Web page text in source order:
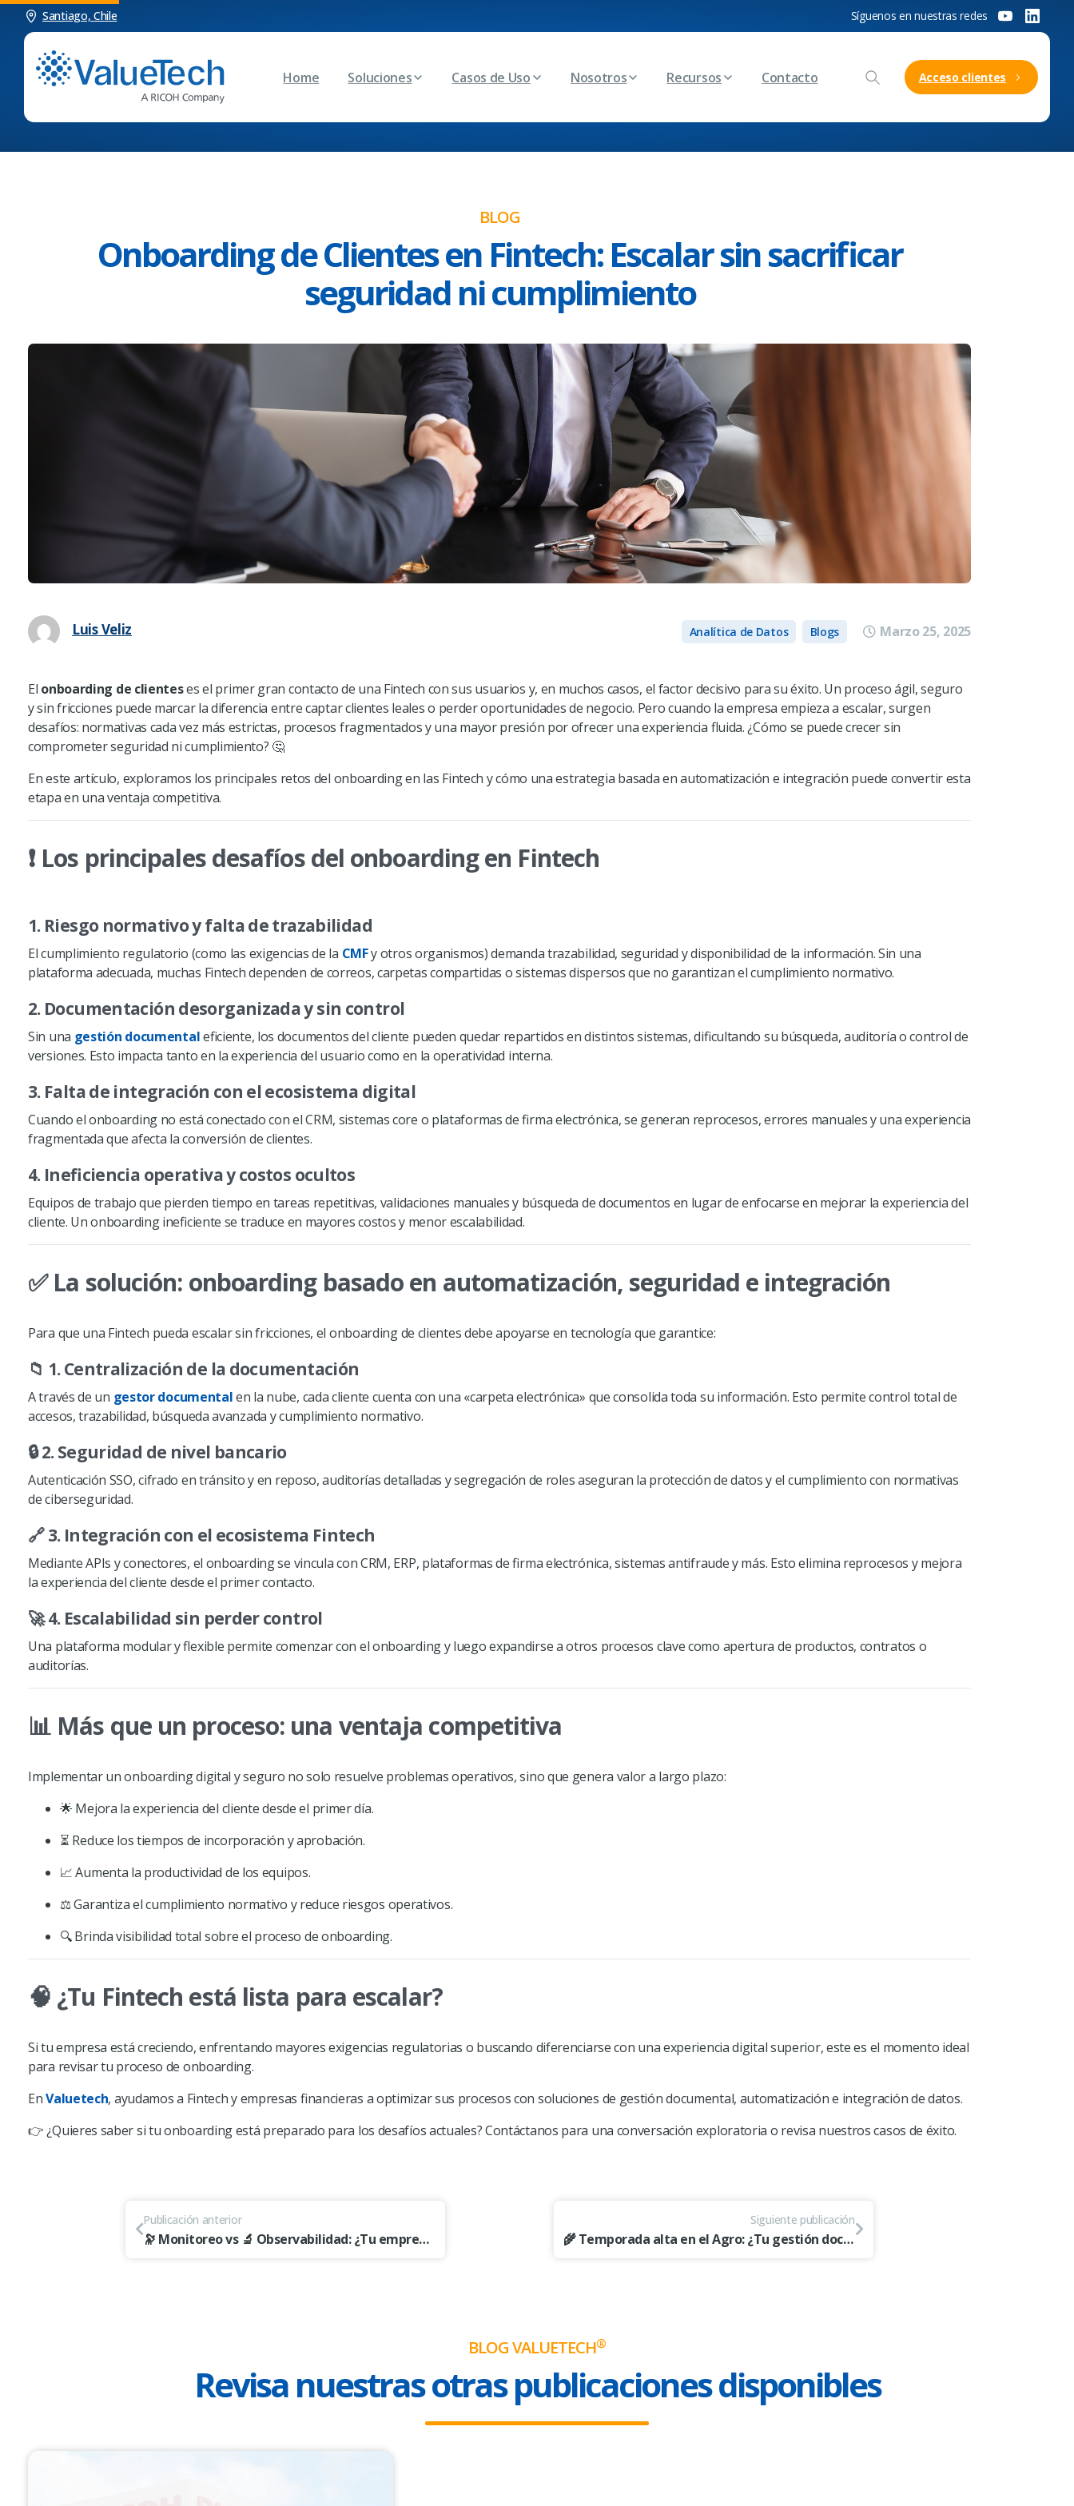
Santiago, Chile Síguenos en nuestras redes
Home Soluciones Casos de Uso Nosotros Recursos Contacto Acceso clientes
BLOG
Onboarding de Clientes en Fintech: Escalar sin sacrificar
seguridad ni cumplimiento
Luis Veliz Analítica de Datos Blogs Marzo 25, 2025
El onboarding de clienteses el primer gran contacto de una Fintech con sus usuarios y, en muchos casos, el factor decisivo para su éxito. Un proceso ágil, seguro
y sin fricciones puede marcar la diferencia entre captar clientes leales o perder oportunidades de negocio. Pero cuando la empresa empieza a escalar, surgen
desafíos: normativas cada vez más estrictas, procesos fragmentados y una mayor presión por ofrecer una experiencia fluida. ¿Cómo se puede crecer sin
comprometer seguridad ni cumplimiento? 🤔
En este artículo, exploramos los principales retos del onboarding en las Fintech y cómo una estrategia basada en automatización e integración puede convertir esta
etapa en una ventaja competitiva.
❗️ Los principales desafíos del onboarding en Fintech
1. Riesgo normativo y falta de trazabilidad
El cumplimiento regulatorio (como las exigencias de la CMFy otros organismos) demanda trazabilidad, seguridad y disponibilidad de la información. Sin una
plataforma adecuada, muchas Fintech dependen de correos, carpetas compartidas o sistemas dispersos que no garantizan el cumplimiento normativo.
2. Documentación desorganizada y sin control
Sin una gestión documentaleficiente, los documentos del cliente pueden quedar repartidos en distintos sistemas, dificultando su búsqueda, auditoría o control de
versiones. Esto impacta tanto en la experiencia del usuario como en la operatividad interna.
3. Falta de integración con el ecosistema digital
Cuando el onboarding no está conectado con el CRM, sistemas core o plataformas de firma electrónica, se generan reprocesos, errores manuales y una experiencia
fragmentada que afecta la conversión de clientes.
4. Ineficiencia operativa y costos ocultos
Equipos de trabajo que pierden tiempo en tareas repetitivas, validaciones manuales y búsqueda de documentos en lugar de enfocarse en mejorar la experiencia del
cliente. Un onboarding ineficiente se traduce en mayores costos y menor escalabilidad.
✅ La solución: onboarding basado en automatización, seguridad e integración
Para que una Fintech pueda escalar sin fricciones, el onboarding de clientes debe apoyarse en tecnología que garantice:
📁 1. Centralización de la documentación
A través de un gestor documentalen la nube, cada cliente cuenta con una «carpeta electrónica» que consolida toda su información. Esto permite control total de
accesos, trazabilidad, búsqueda avanzada y cumplimiento normativo.
🔒 2. Seguridad de nivel bancario
Autenticación SSO, cifrado en tránsito y en reposo, auditorías detalladas y segregación de roles aseguran la protección de datos y el cumplimiento con normativas
de ciberseguridad.
🔗 3. Integración con el ecosistema Fintech
Mediante APIs y conectores, el onboarding se vincula con CRM, ERP, plataformas de firma electrónica, sistemas antifraude y más. Esto elimina reprocesos y mejora
la experiencia del cliente desde el primer contacto.
🚀 4. Escalabilidad sin perder control
Una plataforma modular y flexible permite comenzar con el onboarding y luego expandirse a otros procesos clave como apertura de productos, contratos o
auditorías.
📊 Más que un proceso: una ventaja competitiva
Implementar un onboarding digital y seguro no solo resuelve problemas operativos, sino que genera valor a largo plazo:
🌟 Mejora la experiencia del cliente desde el primer día.
⏳ Reduce los tiempos de incorporación y aprobación.
📈 Aumenta la productividad de los equipos.
⚖️ Garantiza el cumplimiento normativo y reduce riesgos operativos.
🔍 Brinda visibilidad total sobre el proceso de onboarding.
🧠 ¿Tu Fintech está lista para escalar?
Si tu empresa está creciendo, enfrentando mayores exigencias regulatorias o buscando diferenciarse con una experiencia digital superior, este es el momento ideal
para revisar tu proceso de onboarding.
EnValuetech, ayudamos a Fintech y empresas financieras a optimizar sus procesos con soluciones de gestión documental, automatización e integración de datos.
👉 ¿Quieres saber si tu onboarding está preparado para los desafíos actuales? Contáctanos para una conversación exploratoria o revisa nuestros casos de éxito.
Publicación anterior
🔭 Monitoreo vs 🔬 Observabilidad: ¿Tu empresa realmente tiene control sobre su infraestructura?
Siguiente publicación
🌾 Temporada alta en el Agro: ¿Tu gestión documental está lista para el desafío?
BLOG VALUETECH®
Revisa nuestras otras publicaciones disponibles